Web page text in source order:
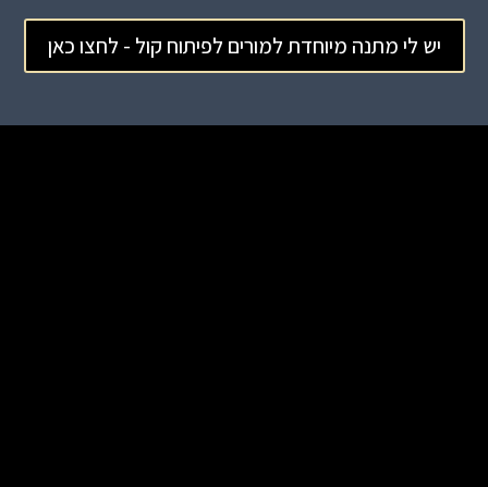
יש לי מתנה מיוחדת למורים לפיתוח קול - לחצו כאן